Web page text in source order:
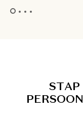
STAP
PERSOON